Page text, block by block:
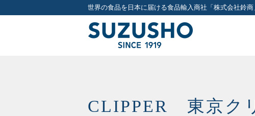
世界の食品を日本に届ける食品輸入商社「株式会社鈴商
CLIPPER 東京ク